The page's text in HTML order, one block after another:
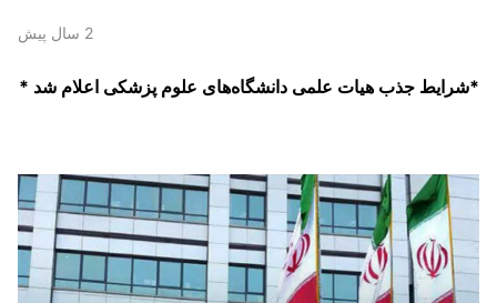
2 سال پیش
*شرایط جذب هیات علمی دانشگاه‌های علوم پزشکی اعلام شد *